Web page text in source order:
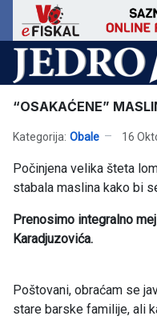
“OSAKAĆENE”
Kategorija: Obale 16
Počinjena velika šteta
stabala maslina kako bi
Prenosimo integralno
Karadjuzovića.
Poštovani, obraćam se
stare barske familije, ali